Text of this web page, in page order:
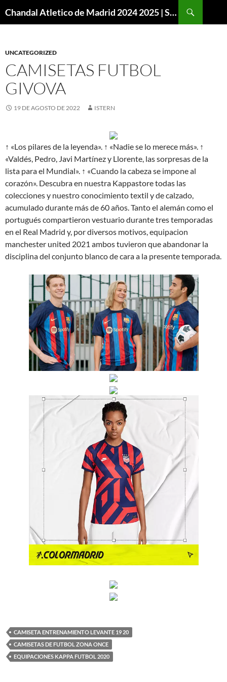
Chandal Atletico de Madrid 2024 2025 | SuperVigo
UNCATEGORIZED
CAMISETAS FUTBOL
GIVOVA
19 DE AGOSTO DE 2022 ISTERN
↑ «Los pilares de la leyenda». ↑ «Nadie se lo merece más». ↑
«Valdés, Pedro, Javi Martínez y Llorente, las sorpresas de la
lista para el Mundial». ↑ «Cuando la cabeza se impone al
corazón». Descubra en nuestra Kappastore todas las
colecciones y nuestro conocimiento textil y de calzado,
acumulado durante más de 60 años. Tanto el alemán como el
portugués compartieron vestuario durante tres temporadas
en el Real Madrid y, por diversos motivos, equipacion
manchester united 2021 ambos tuvieron que abandonar la
disciplina del conjunto blanco de cara a la presente temporada.
CAMISETA ENTRENAMIENTO LEVANTE 19 20
CAMISETAS DE FUTBOL ZONA ONCE
EQUIPACIONES KAPPA FUTBOL 2020